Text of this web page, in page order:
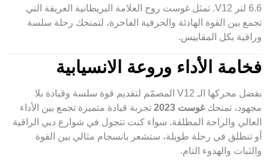
6.6 لتر V12. تمثل غوست روح العلامة البريطانية العريقة التي
تجمع بين القوة الهادئة والحرفية الفاخرة، لتمنحك رحلة سلسة
وراقية بكل المقاييس.
فخامة الأداء وروعة الانسيابية
بفضل محركها الـ V12 المصمّم لتقديم قوة سلسة وقيادة بلا
مجهود، تمنحكغوست 2023
تجربة قيادة متميزة تجمع بين الأداء
العالي والراحة المطلقة. سواء كنت تتجول في شوارع دبي الراقية
أو تنطلق في رحلة طويلة، ستشعر بانسجام مثالي بين القوة
والثبات والهدوء التام.